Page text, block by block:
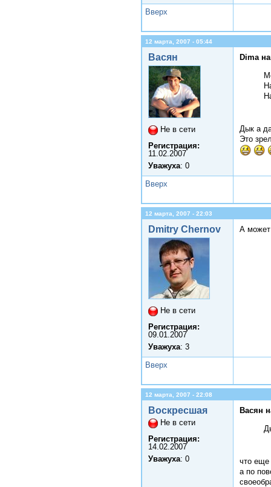
Вверх
12 марта, 2007 - 05:44
Васян
Не в сети
Регистрация:
11.02.2007
Уважуха: 0
Dima
Дык а
Это
Вверх
12 марта, 2007 - 22:03
Dmitry Chernov
Не в сети
Регистрация:
09.01.2007
Уважуха: 3
А может
Вверх
12 марта, 2007 - 22:08
Воскресшая
Не в сети
Регистрация:
14.02.2007
Уважуха: 0
Васян
что еще
а по